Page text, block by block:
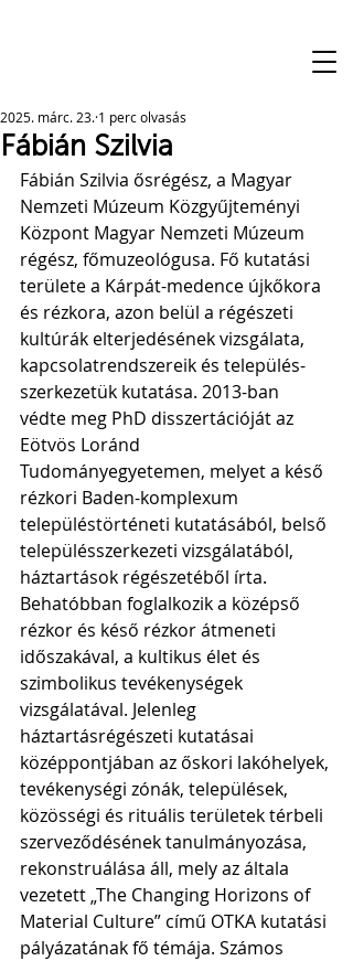
Fábián Szilvia
2025. márc. 23. 1 perc olvasás
Fábián Szilvia ősrégész, a Magyar
Nemzeti Múzeum Közgyűjteményi
Központ Magyar Nemzeti Múzeum
régész, főmuzeológusa. Fő kutatási
területe a Kárpát-medence újkőkora
és rézkora, azon belül a régészeti
kultúrák elterjedésének vizsgálata,
kapcsolatrendszereik és település-
szerkezetük kutatása. 2013-ban
védte meg PhD disszertációját az
Eötvös Loránd
Tudományegyetemen, melyet a késő
rézkori Baden-komplexum
településtörténeti kutatásából, belső
településszerkezeti vizsgálatából,
háztartások régészetéből írta.
Behatóbban foglalkozik a középső
rézkor és késő rézkor átmeneti
időszakával, a kultikus élet és
szimbolikus tevékenységek
vizsgálatával. Jelenleg
háztartásrégészeti kutatásai
középpontjában az őskori lakóhelyek,
tevékenységi zónák, települések,
közösségi és rituális területek térbeli
szerveződésének tanulmányozása,
rekonstruálása áll, mely az általa
vezetett „The Changing Horizons of
Material Culture” című OTKA kutatási
pályázatának fő témája. Számos